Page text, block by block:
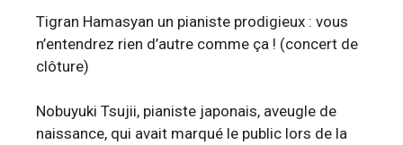
Tigran Hamasyan un pianiste prodigieux : vous
n’entendrez rien d’autre comme ça ! (concert de
clôture)
Nobuyuki Tsujii, pianiste japonais, aveugle de
naissance, qui avait marqué le public lors de la